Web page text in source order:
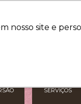
nosso site e
SERVIÇOS